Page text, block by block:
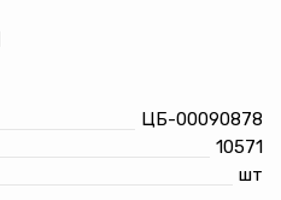
ЦБ-00090878
10571
шт